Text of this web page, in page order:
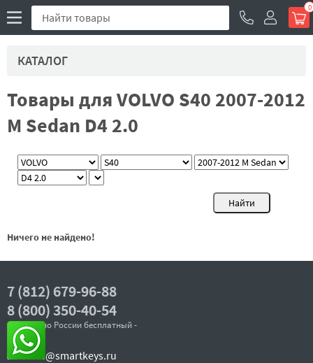
0
КАТАЛОГ
Товары для VOLVO S40 2007-2012
M Sedan D4 2.0
Ничего не найдено!
7 (812) 679-96-88
8 (800) 350-40-54
- звонок по России бесплатный -
sales@smartkeys.ru